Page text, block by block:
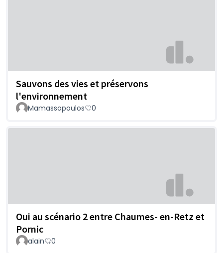
Sauvons des vies et préservons
l'environnement
Mamassopoulos 0
Oui au scénario 2 entre Chaumes- en-Retz et
Pornic
alain 0